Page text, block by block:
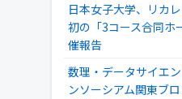
日本女子大学、リカ
初の「3コース合同ホ
催報告
数理・データサイエ
ンソーシアム関東ブ